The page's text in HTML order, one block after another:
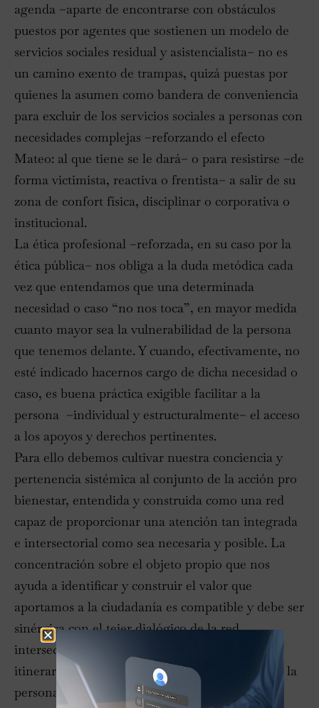
agenda –aparte de encontrarse con obstáculos
puestos por agentes que sostienen un modelo de
servicios sociales residual y asistencialista– no es
un camino exento de trampas, quizá puestas por
quienes la asumen como bandera de conveniencia
para excluir de los servicios sociales a personas con
necesidades complejas –reforzando el efecto
Mateo: al que tiene se le dará– o para resistirse –de
forma victimista, reactiva o frentista– a salir de su
zona de confort física, disciplinar o corporativa o
institucional.
La ética profesional –reforzada, en su caso por la
ética pública– nos obliga a la duda metódica cada
vez que entendamos que una determinada
necesidad o caso “no nos toca”, en mayor medida
cuanto mayor sea la vulnerabilidad de la persona
que tenemos delante. Y cuando, efectivamente, no
esté indicado hacernos cargo de dicha necesidad o
caso, es buena práctica exigible facilitar a la
persona –individual y estructuralmente– el acceso
a los apoyos y derechos pertinentes.
Para ello debemos cultivar nuestra conciencia y
pertenencia sistémica al conjunto de la acción pro
bienestar, entendida y construida como una red
capaz de proporcionar una atención tan integrada
e intersectorial como sea necesaria y posible. La
concentración sobre el objeto propio que nos
ayuda a identificar y construir el valor que
aportamos a la ciudadanía es compatible y debe ser
sinérgica con el tejer dialógico de la red
intersectorial que posibilita con flexibilidad los
itinerarios de la atención integrada centrada en la
persona.